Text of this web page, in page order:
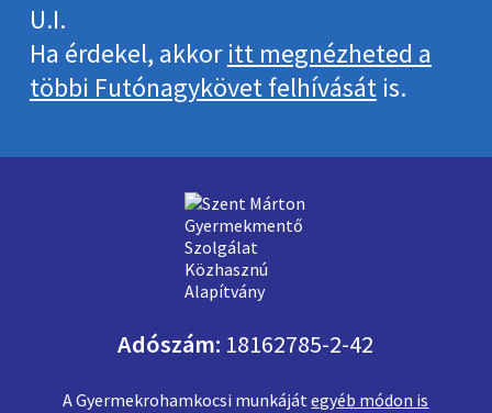
U.I.
Ha érdekel, akkoritt megnézheted a
többi Futónagykövet felhívásátis.
Adószám: 18162785-2-42
A Gyermekrohamkocsi munkájátegyéb módon is